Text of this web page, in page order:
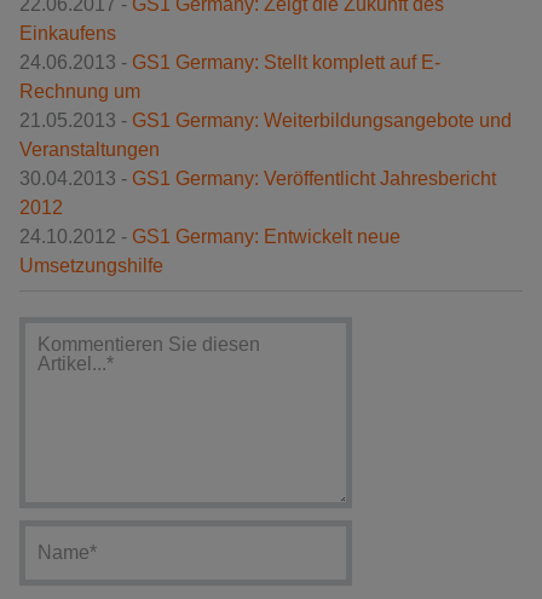
22.06.2017 - GS1 Germany: Zeigt die Zukunft des
Einkaufens
24.06.2013 - GS1 Germany: Stellt komplett auf E-
Rechnung um
21.05.2013 - GS1 Germany: Weiterbildungsangebote und
Veranstaltungen
30.04.2013 - GS1 Germany: Veröffentlicht Jahresbericht
2012
24.10.2012 - GS1 Germany: Entwickelt neue
Umsetzungshilfe